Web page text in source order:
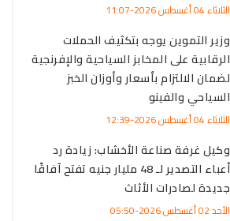
الثلاثاء 04 أغسطس 2026-11:07
وزير التموين يوجه بتكثيف الحملات
الرقابية على المخابز السياحية والإفرنجية
لضمان الالتزام بأسعار وأوزان الخبز
السياحي والفينو
الثلاثاء 04 أغسطس 2026-12:39
وكيل غرفة صناعة الأخشاب: زيادة رد
أعباء التصدير لـ 48 مليار جنيه تفتح آفاقًا
جديدة لصادرات الأثاث
الأحد 02 أغسطس 2026-05:50